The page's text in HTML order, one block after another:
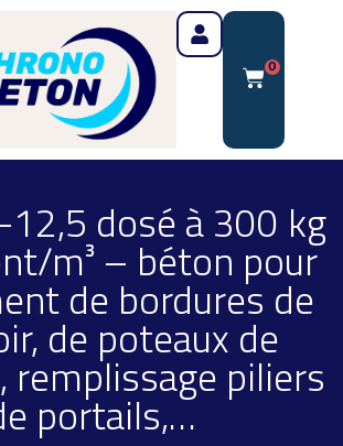
0
dosé à 300 kg
m³ – béton pour
de bordures de
de poteaux de
remplissage piliers
portails,…